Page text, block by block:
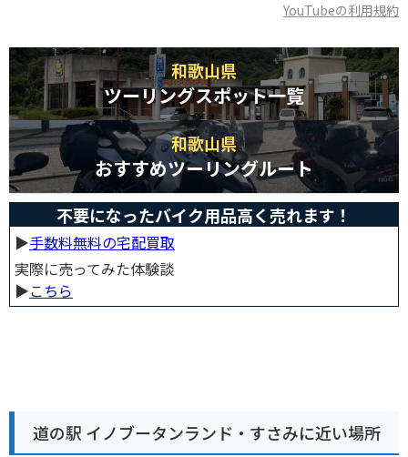
YouTubeの利用規約
和歌山県
ツーリングスポット一覧
和歌山県
おすすめツーリングルート
不要になったバイク用品高く売れます！
▶︎手数料無料の宅配買取
実際に売ってみた体験談
▶︎こちら
道の駅 イノブータンランド・すさみに近い場所